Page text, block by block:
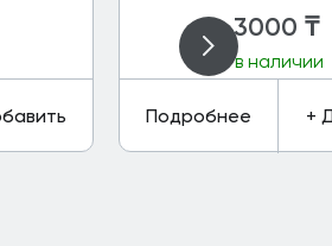
3000 ₸
в наличии
Подробнее +